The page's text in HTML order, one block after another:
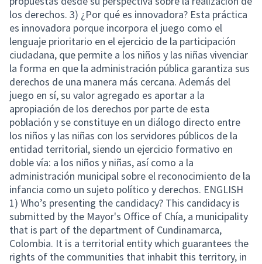
los derechos. 3) ¿Por qué es innovadora? Esta práctica
es innovadora porque incorpora el juego como el
lenguaje prioritario en el ejercicio de la participación
ciudadana, que permite a los niños y las niñas vivenciar
la forma en que la administración pública garantiza sus
derechos de una manera más cercana. Además del
juego en sí, su valor agregado es aportar a la
apropiación de los derechos por parte de esta
población y se constituye en un diálogo directo entre
los niños y las niñas con los servidores públicos de la
entidad territorial, siendo un ejercicio formativo en
doble vía: a los niños y niñas, así como a la
administración municipal sobre el reconocimiento de la
infancia como un sujeto político y derechos. ENGLISH
1) Who’s presenting the candidacy? This candidacy is
submitted by the Mayor's Office of Chía, a municipality
that is part of the department of Cundinamarca,
Colombia. It is a territorial entity which guarantees the
rights of the communities that inhabit this territory, in